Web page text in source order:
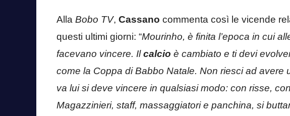
Alla Bobo TV, Cassano commenta così le vicende
questi ultimi giorni: “Mourinho, è finita l’epoca in cui
facevano vincere. Ilcalcio è cambiato e ti devi
come la Coppa di Babbo Natale. Non riesci ad avere
va lui si deve vincere in qualsiasi modo: con risse,
Magazzinieri, staff, massaggiatori e panchina, si